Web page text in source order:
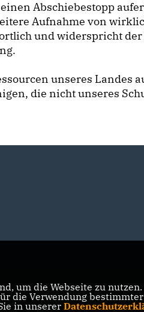
Abschiebestopp
Aufnahme von
und widerspricht
unseres Landes
die nicht unseres
um die Webseite zu
die Verwendung
in unserer